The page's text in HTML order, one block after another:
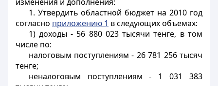
1. Утвердить областной бюджет на 2010 год
согласно приложению 1 в следующих объемах:
1) доходы - 56 880 023 тысячи тенге, в том
числе по:
налоговым поступлениям - 26 781 256 тысяч
тенге;
неналоговым поступлениям - 1 031 383